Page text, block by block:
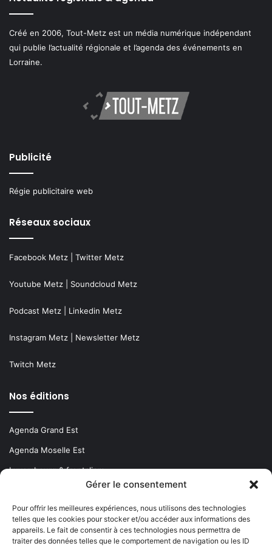
Gérer le consentement
Pour offrir les meilleures expériences, nous utilisons des technologies
telles que les cookies pour stocker et/ou accéder aux informations des
appareils. Le fait de consentir à ces technologies nous permettra de
traiter des données telles que le comportement de navigation ou les ID
Créé en 2006, Tout-Metz est un média numérique indépendant
qui publie l’actualité régionale et l’agenda des événements en
Lorraine.
Publicité
Régie publicitaire web
Réseaux sociaux
Facebook Metz Twitter Metz
Youtube Metz Soundcloud Metz
Podcast Metz Linkedin Metz
Instagram Metz Newsletter Metz
Twitch Metz
Nos éditions
Agenda Grand Est
Agenda Moselle Est
Luxembourg & frontaliers
Metz, Moselle & Lorraine
Nancy & Meurthe & Moselle
Thionville & Moselle Nord